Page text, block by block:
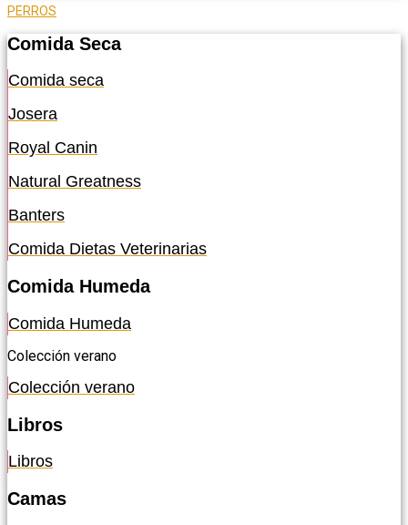
PERROS
Comida Seca
Comida seca
Josera
Royal Canin
Natural Greatness
Banters
Comida Dietas Veterinarias
Comida Humeda
Comida Humeda
Colección verano
Colección verano
Libros
Libros
Camas